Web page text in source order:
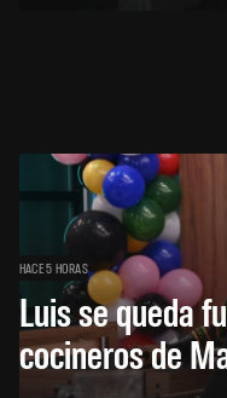
HACE 5 HORAS
Luis se queda
cocineros de